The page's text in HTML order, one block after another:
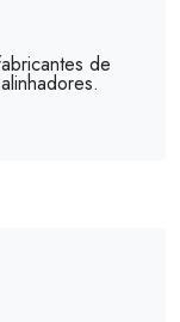
de